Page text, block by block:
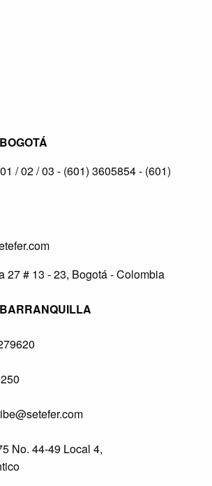
/ 02 / 03 - (601) 3605854 - (601)
27 # 13 - 23, Bogotá - Colombia
No. 44-49 Local 4,